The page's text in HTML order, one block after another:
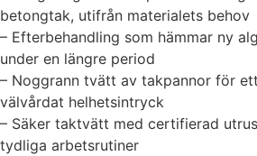
betongtak, utifrån materialets behov
– Efterbehandling som hämmar ny
under en längre period
– Noggrann tvätt av takpannor för
välvårdat helhetsintryck
– Säker taktvätt med certifierad
tydliga arbetsrutiner